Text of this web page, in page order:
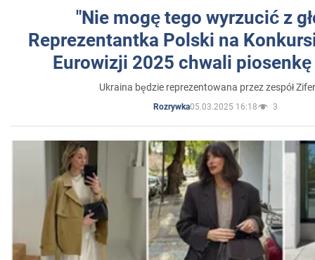
"Nie mogę tego wyrzucić z
Reprezentantka Polski na
Eurowizji 2025 chwali
Ukraina będzie reprezentowana przez zespół
Rozrywka05.03.2025 16:18 3